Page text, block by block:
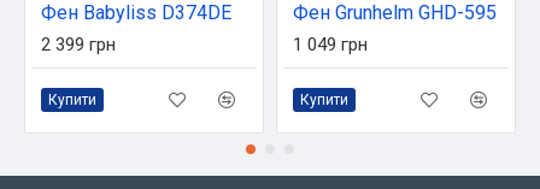
Фен Babyliss D374DE
2 399 грн
Купити
Фен Grunhelm GHD-595
1 049 грн
Купити